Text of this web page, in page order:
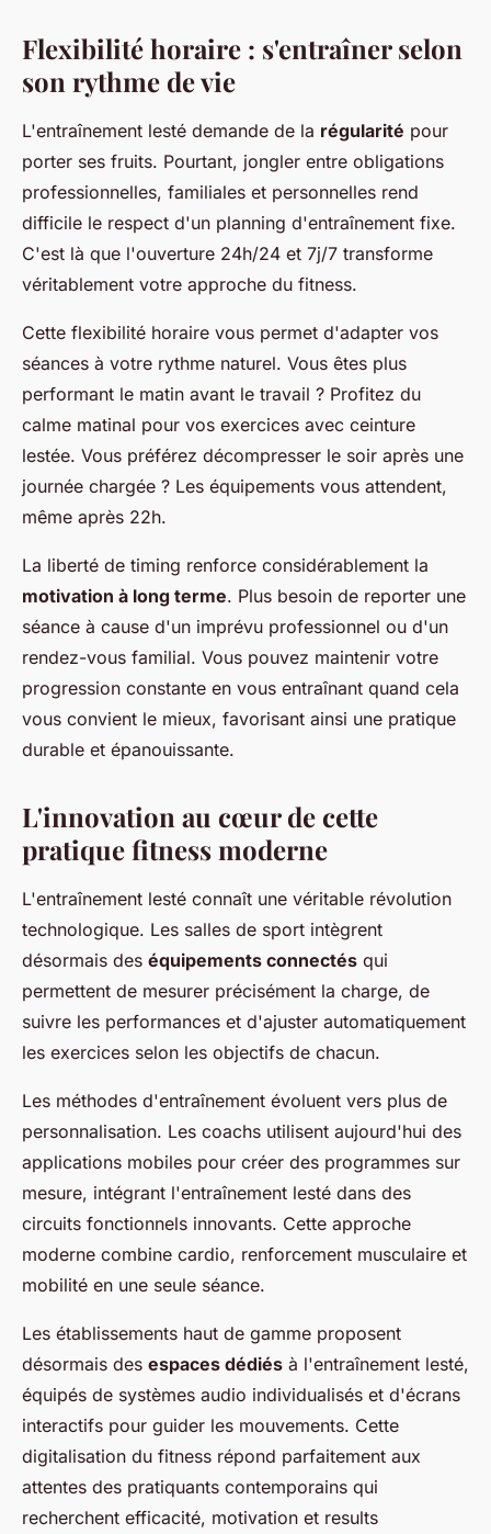
Flexibilité horaire : s'entraîner selon
son rythme de vie
L'entraînement lesté demande de la régularité pour
porter ses fruits. Pourtant, jongler entre obligations
professionnelles, familiales et personnelles rend
difficile le respect d'un planning d'entraînement fixe.
C'est là que l'ouverture 24h/24 et 7j/7 transforme
véritablement votre approche du fitness.
Cette flexibilité horaire vous permet d'adapter vos
séances à votre rythme naturel. Vous êtes plus
performant le matin avant le travail ? Profitez du
calme matinal pour vos exercices avec ceinture
lestée. Vous préférez décompresser le soir après une
journée chargée ? Les équipements vous attendent,
même après 22h.
La liberté de timing renforce considérablement la
motivation à long terme. Plus besoin de reporter une
séance à cause d'un imprévu professionnel ou d'un
rendez-vous familial. Vous pouvez maintenir votre
progression constante en vous entraînant quand cela
vous convient le mieux, favorisant ainsi une pratique
durable et épanouissante.
L'innovation au cœur de cette
pratique fitness moderne
L'entraînement lesté connaît une véritable révolution
technologique. Les salles de sport intègrent
désormais des équipements connectés qui
permettent de mesurer précisément la charge, de
suivre les performances et d'ajuster automatiquement
les exercices selon les objectifs de chacun.
Les méthodes d'entraînement évoluent vers plus de
personnalisation. Les coachs utilisent aujourd'hui des
applications mobiles pour créer des programmes sur
mesure, intégrant l'entraînement lesté dans des
circuits fonctionnels innovants. Cette approche
moderne combine cardio, renforcement musculaire et
mobilité en une seule séance.
Les établissements haut de gamme proposent
désormais des espaces dédiés à l'entraînement lesté,
équipés de systèmes audio individualisés et d'écrans
interactifs pour guider les mouvements. Cette
digitalisation du fitness répond parfaitement aux
attentes des pratiquants contemporains qui
recherchent efficacité, motivation et results